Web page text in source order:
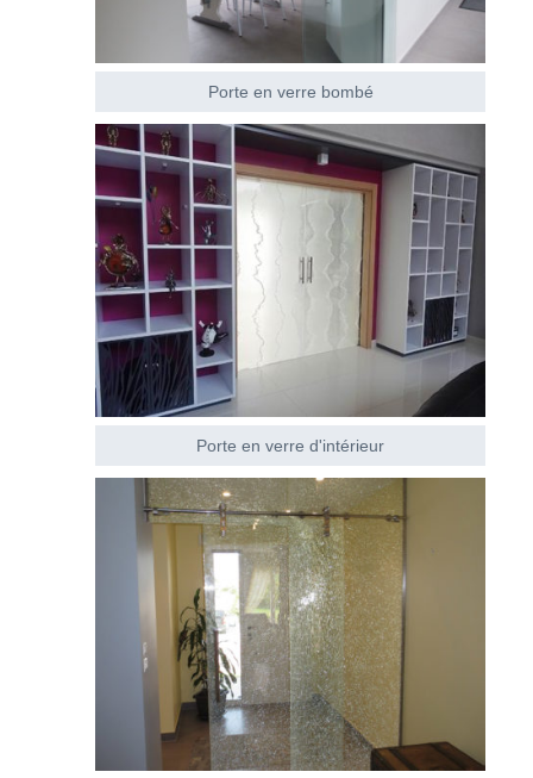
Porte en verre bombé
Porte en verre d'intérieur